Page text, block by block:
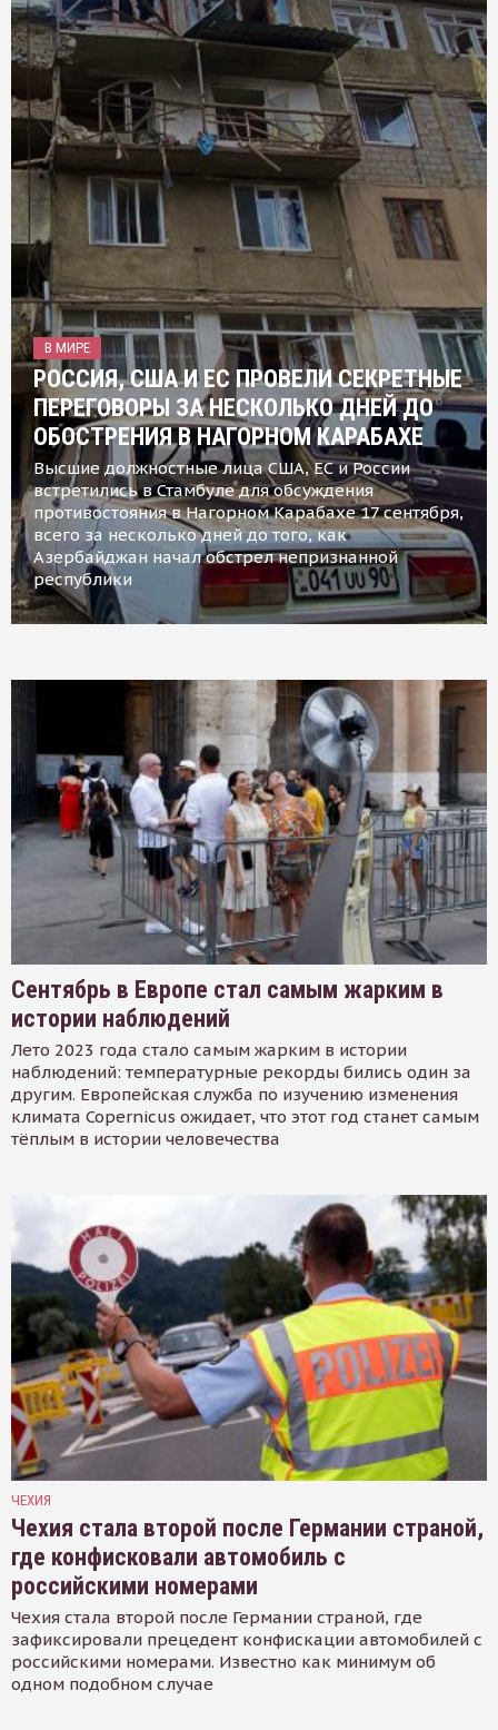
В МИРЕ
РОССИЯ, США И ЕС ПРОВЕЛИ СЕКРЕТНЫЕ
ПЕРЕГОВОРЫ ЗА НЕСКОЛЬКО ДНЕЙ ДО
ОБОСТРЕНИЯ В НАГОРНОМ КАРАБАХЕ
Высшие должностные лица США, ЕС и России
встретились в Стамбуле для обсуждения
противостояния в Нагорном Карабахе 17 сентября,
всего за несколько дней до того, как
Азербайджан начал обстрел непризнанной
республики
Сентябрь в Европе стал самым жарким в
истории наблюдений
Лето 2023 года стало самым жарким в истории
наблюдений: температурные рекорды бились один за
другим. Европейская служба по изучению изменения
климата Copernicus ожидает, что этот год станет самым
тёплым в истории человечества
ЧЕХИЯ
Чехия стала второй после Германии страной,
где конфисковали автомобиль с
российскими номерами
Чехия стала второй после Германии страной, где
зафиксировали прецедент конфискации автомобилей с
российскими номерами. Известно как минимум об
одном подобном случае